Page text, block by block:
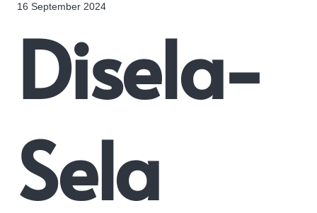
16 September 2024
Disela-
Sela